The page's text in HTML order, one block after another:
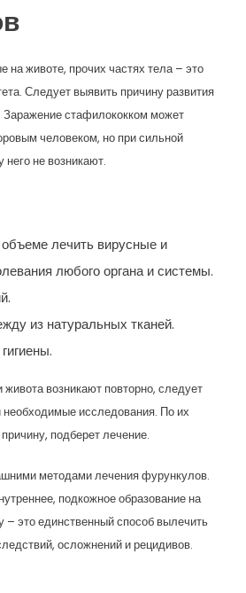
животе, прочих частях тела – это
Следует выявить причину развития
Заражение стафилококком может
человеком, но при сильной
не возникают.
лечить вирусные и
любого органа и системы.
из натуральных тканей.
возникают повторно, следует
необходимые исследования. По их
подберет лечение.
методами лечения фурункулов.
подкожное образование на
это единственный способ вылечить
осложнений и рецидивов.